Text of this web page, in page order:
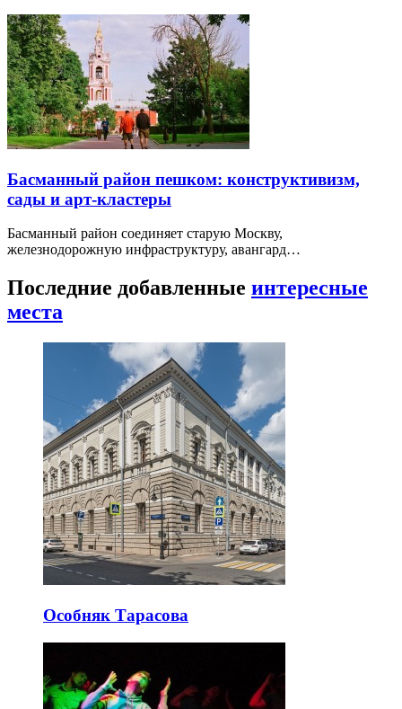
Басманный район пешком: конструктивизм,
сады и арт-кластеры
Басманный район соединяет старую Москву,
железнодорожную инфраструктуру, авангард…
Последние добавленные интересные
места
Особняк Тарасова